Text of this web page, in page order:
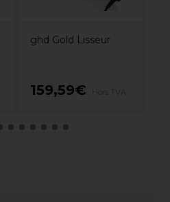
ghd Gold Lisseur
159,59€